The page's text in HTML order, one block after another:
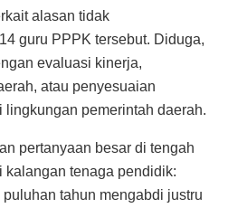
alasan tidak
guru PPPK tersebut. Diduga,
evaluasi kinerja,
atau penyesuaian
lingkungan pemerintah daerah.
pertanyaan besar di tengah
kalangan tenaga pendidik:
tahun mengabdi justru